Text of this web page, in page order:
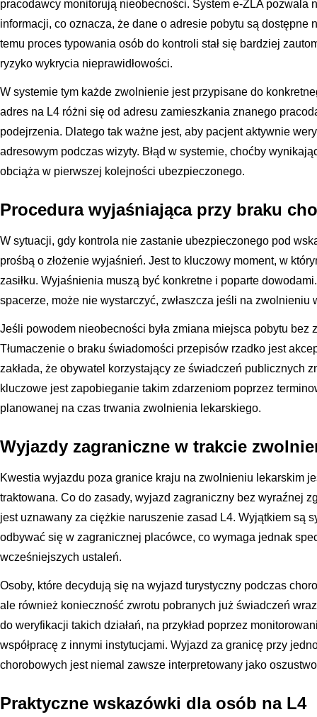
pracodawcy monitorują nieobecności. System e-ZLA pozwala
informacji, co oznacza, że dane o adresie pobytu są dostępne
temu proces typowania osób do kontroli stał się bardziej
ryzyko wykrycia nieprawidłowości.
W systemie tym każde zwolnienie jest przypisane do
adres na L4 różni się od adresu zamieszkania znanego
podejrzenia. Dlatego tak ważne jest, aby pacjent aktywnie
adresowym podczas wizyty. Błąd w systemie, choćby
obciąża w pierwszej kolejności ubezpieczonego.
Procedura wyjaśniająca przy braku
W sytuacji, gdy kontrola nie zastanie ubezpieczonego pod
prośbą o złożenie wyjaśnień. Jest to kluczowy moment, w
zasiłku. Wyjaśnienia muszą być konkretne i poparte
spacerze, może nie wystarczyć, zwłaszcza jeśli na zwolnieniu
Jeśli powodem nieobecności była zmiana miejsca pobytu bez
Tłumaczenie o braku świadomości przepisów rzadko jest
zakłada, że obywatel korzystający ze świadczeń publicznych
kluczowe jest zapobieganie takim zdarzeniom poprzez
planowanej na czas trwania zwolnienia lekarskiego.
Wyjazdy zagraniczne w trakcie
Kwestia wyjazdu poza granice kraju na zwolnieniu lekarskim
traktowana. Co do zasady, wyjazd zagraniczny bez wyraźnej
jest uznawany za ciężkie naruszenie zasad L4. Wyjątkiem są
odbywać się w zagranicznej placówce, co wymaga jednak
wcześniejszych ustaleń.
Osoby, które decydują się na wyjazd turystyczny podczas
ale również konieczność zwrotu pobranych już świadczeń
do weryfikacji takich działań, na przykład poprzez
współpracę z innymi instytucjami. Wyjazd za granicę przy
chorobowych jest niemal zawsze interpretowany jako
Praktyczne wskazówki dla osób na L4